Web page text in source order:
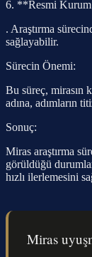
6. **Resmi
. Araştırma
sağlayabilir.
Sürecin Önemi:
Bu süreç, mirasın
adına, adımların
Sonuç:
Miras araştırma
görüldüğü
hızlı ilerlemesini
Miras